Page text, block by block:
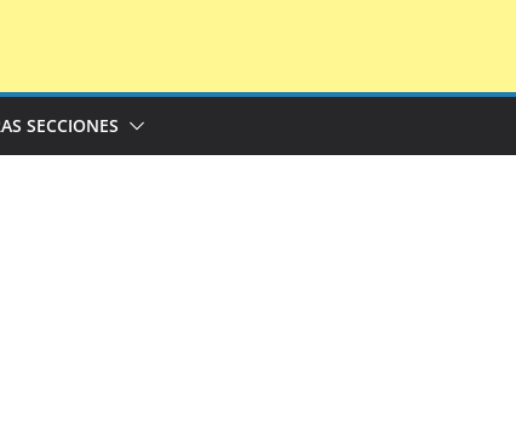
SECCIONES